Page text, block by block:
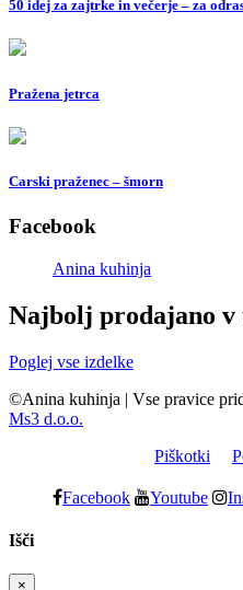
50 idej za zajtrke in večerje – za
Pražena jetrca
Carski praženec – šmorn
Facebook
Anina kuhinja
Najbolj prodajano
Poglej vse izdelke
©Anina kuhinja | Vse pravice
Ms3 d.o.o.
Piškotki
Facebook Youtube
Išči
×